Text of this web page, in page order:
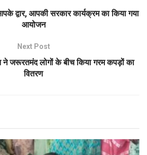
द्वार, आपकी सरकार कार्यक्रम का किया गया
आयोजन
Next Post
ने जरूरतमंद लोगों के बीच किया गरम कपड़ों का
वितरण